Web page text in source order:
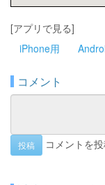
[アプリで見る]
iPhone用
コメント
投稿 コメントを投